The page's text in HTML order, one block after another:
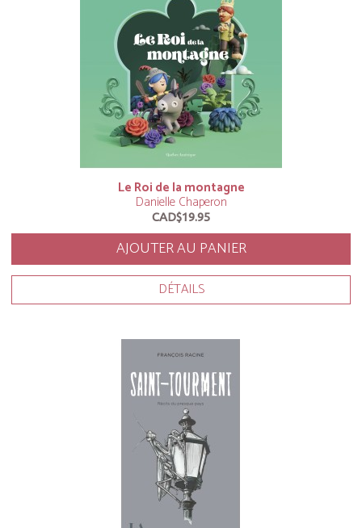
Le Roi de la montagne
Danielle Chaperon
CAD$19.95
AJOUTER AU PANIER
DÉTAILS